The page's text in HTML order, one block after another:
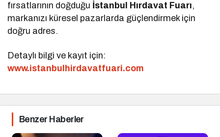
fırsatlarının doğduğu İstanbul Hırdavat Fuarı,
markanızı küresel pazarlarda güçlendirmek için
doğru adres.
Detaylı bilgi ve kayıt için:
www.istanbulhirdavatfuari.com
Benzer Haberler